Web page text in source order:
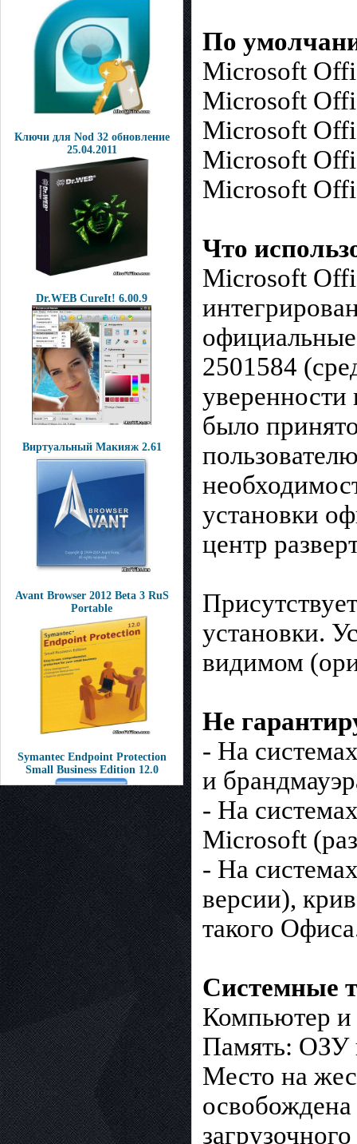
Ключи для Nod 32 обновление
25.04.2011
Dr.WEB CureIt! 6.00.9
Виртуальный Макияж 2.61
Avant Browser 2012 Beta 3 RuS
Portable
Symantec Endpoint Protection
Small Business Edition 12.0
По
Microsoft
Microsoft
Microsoft
Microsoft
Microsoft
Что
Microsoft
2501584
уверенности
было
установки
центр
установки.
видимом
Не
- На
и
- На
Microsoft
- На
версии),
такого
Системные
Компьютер и
Память: ОЗУ
Место на
освобождена